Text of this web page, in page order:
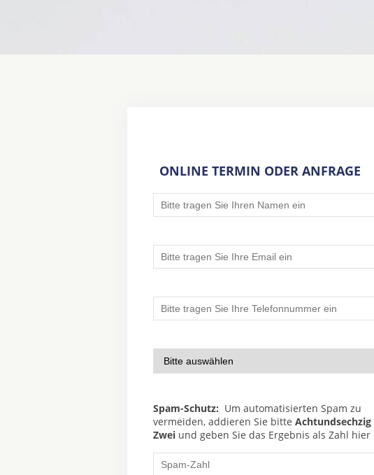
ONLINE TERMIN ODER ANFRAGE
Spam-Schutz: Um automatisierten Spam zu
vermeiden, addieren Sie bitte Achtundsechzig
Zwei und geben Sie das Ergebnis als Zahl hier